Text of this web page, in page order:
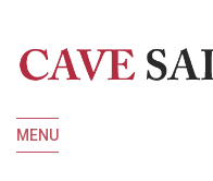
MENU